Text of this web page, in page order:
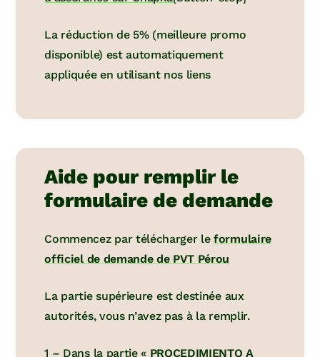
La réduction de 5% (meilleure promo
disponible) est automatiquement
appliquée en utilisant nos liens
Aide pour remplir le
formulaire de demande
Commencez par télécharger leformulaire
officiel de demande de PVT Pérou
La partie supérieure est destinée aux
autorités, vous n’avez pas à la remplir.
1 – Dans la partie « PROCEDIMIENTO A